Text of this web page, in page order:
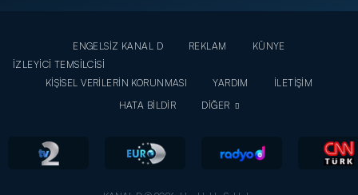
ENGELSİZ KANAL D REKLAM
KÜNYE
İZLEYİCİ TEMSİLCİSİ
KİŞİSEL VERİLERİN KORUNMASI
YARDIM
İLETİŞİM
HATA BİLDİR
DİĞER